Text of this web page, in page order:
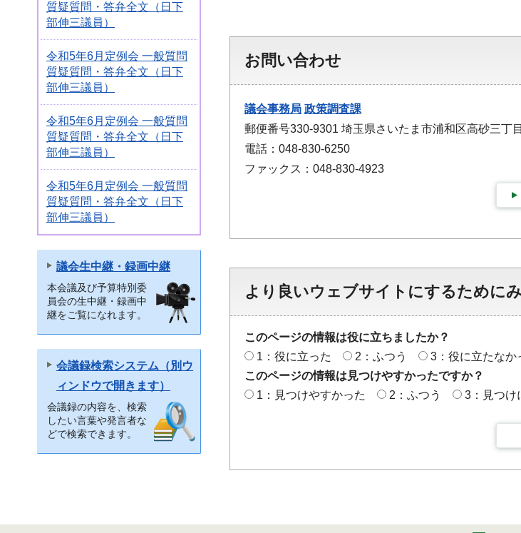
質疑質問・答弁全文（日下
部伸三議員）
令和5年6月定例会 一般質問
質疑質問・答弁全文（日下
部伸三議員）
令和5年6月定例会 一般質問
質疑質問・答弁全文（日下
部伸三議員）
令和5年6月定例会 一般質問
質疑質問・答弁全文（日下
部伸三議員）
議会生中継・録画中継
本会議及び予算特別委
員会の生中継・録画中
継をご覧になれます。
会議録検索システム（別ウ
ィンドウで開きます）
会議録の内容を、検索
したい言葉や発言者な
どで検索できます。
お問い合わせ
議会事務局 政策調査課
郵便番号330-9301 埼玉県さいたま市浦和区高砂三丁
電話：048-830-6250
ファックス：048-830-4923
より良いウェブサイトにするために
このページの情報は役に立ちましたか？
1：役に立った
2：ふつう
3：役に立たなか
このページの情報は見つけやすかったですか？
1：見つけやすかった
2：ふつう 3：見つけ